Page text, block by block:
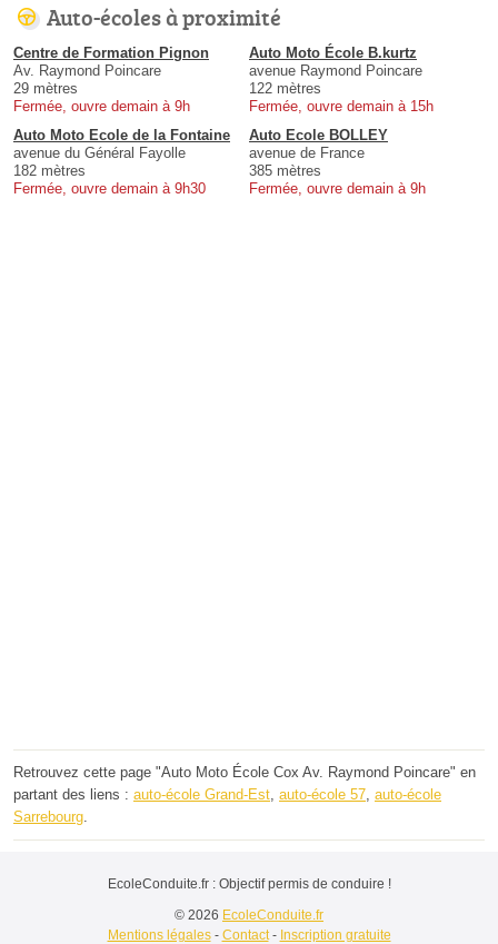
Auto-écoles à proximité
Centre de Formation Pignon
Av. Raymond Poincare
29 mètres
Fermée, ouvre demain à 9h
Auto Moto École B.kurtz
avenue Raymond Poincare
122 mètres
Fermée, ouvre demain à 15h
Auto Moto Ecole de la Fontaine
avenue du Général Fayolle
182 mètres
Fermée, ouvre demain à 9h30
Auto Ecole BOLLEY
avenue de France
385 mètres
Fermée, ouvre demain à 9h
Retrouvez cette page "Auto Moto École Cox Av. Raymond Poincare" en
partant des liens : auto-école Grand-Est, auto-école 57, auto-école
Sarrebourg.
EcoleConduite.fr : Objectif permis de conduire !
© 2026 EcoleConduite.fr
Mentions légales- Contact- Inscription gratuite